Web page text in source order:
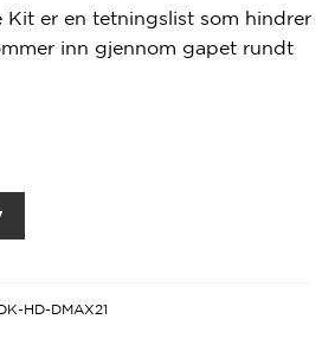
Kit er en tetningslist som hindrer
inn gjennom gapet rundt
HD-DMAX21